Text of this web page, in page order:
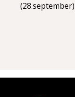
(28.september)